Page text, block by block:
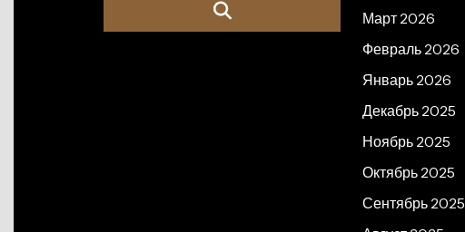
Март 2026
Февраль 2026
Январь 2026
Декабрь 2025
Ноябрь 2025
Октябрь 2025
Сентябрь 2025